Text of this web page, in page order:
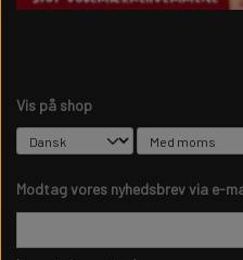
Vis på shop
Modtag vores nyhedsbrev via e-